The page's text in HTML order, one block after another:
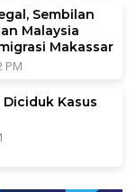
Sembilan
Malaysia
Makassar
PM
Kasus